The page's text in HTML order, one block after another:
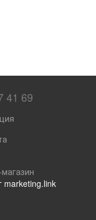
41 69
marketing.link